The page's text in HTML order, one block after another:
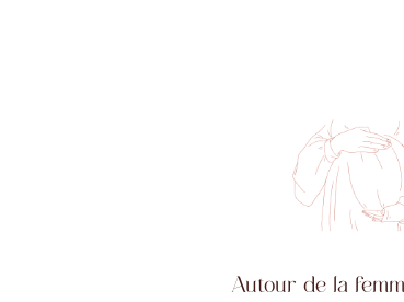
Autour de la